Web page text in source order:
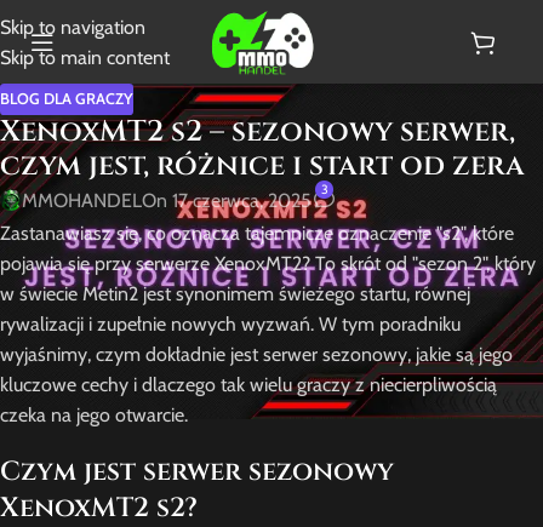
Skip to navigation
Skip to main content
BLOG DLA GRACZY
XenoxMT2 s2 – sezonowy serwer,
czym jest, różnice i start od zera
MMOHANDELOn 17 czerwca, 2025 3
Zastanawiasz się, co oznacza tajemnicze oznaczenie "s2", które
pojawia się przy serwerze XenoxMT2? To skrót od "sezon 2", który
w świecie Metin2 jest synonimem świeżego startu, równej
rywalizacji i zupełnie nowych wyzwań. W tym poradniku
wyjaśnimy, czym dokładnie jest serwer sezonowy, jakie są jego
kluczowe cechy i dlaczego tak wielu graczy z niecierpliwością
czeka na jego otwarcie.
Czym jest serwer sezonowy
XenoxMT2 s2?